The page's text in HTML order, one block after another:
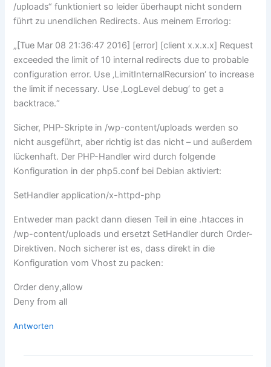
/uploads“ funktioniert so leider überhaupt nicht sondern
führt zu unendlichen Redirects. Aus meinem Errorlog:
„[Tue Mar 08 21:36:47 2016] [error] [client x.x.x.x] Request
exceeded the limit of 10 internal redirects due to probable
configuration error. Use ‚LimitInternalRecursion‘ to increase
the limit if necessary. Use ‚LogLevel debug‘ to get a
backtrace.“
Sicher, PHP-Skripte in /wp-content/uploads werden so
nicht ausgeführt, aber richtig ist das nicht – und außerdem
lückenhaft. Der PHP-Handler wird durch folgende
Konfiguration in der php5.conf bei Debian aktiviert:
SetHandler application/x-httpd-php
Entweder man packt dann diesen Teil in eine .htacces in
/wp-content/uploads und ersetzt SetHandler durch Order-
Direktiven. Noch sicherer ist es, dass direkt in die
Konfiguration vom Vhost zu packen:
Order deny,allow
Deny from all
Antworten